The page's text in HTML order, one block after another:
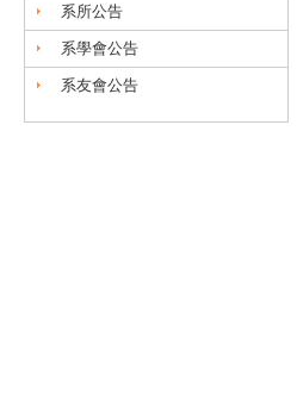
系所公告
系學會公告
系友會公告